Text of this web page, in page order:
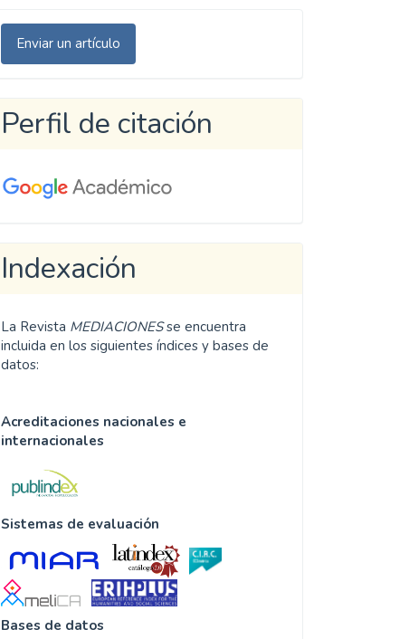
Enviar
unEnviar un artículo
Perfil de citación
Indexación
La Revista MEDIACIONESse encuentra
incluida en los siguientes índices y bases de
datos:
Acreditaciones nacionales e
internacionales
Sistemas de evaluación
Bases de datos